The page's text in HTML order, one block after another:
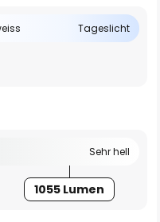
Tageslicht
Sehr hell
1055 Lumen